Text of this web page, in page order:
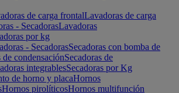
de carga frontalLavadoras de carga
- SecadorasLavadoras
por kg
- SecadorasSecadoras con bomba de
de condensaciónSecadoras de
integrablesSecadoras por Kg
de horno y placaHornos
Hornos pirolíticosHornos multifunción